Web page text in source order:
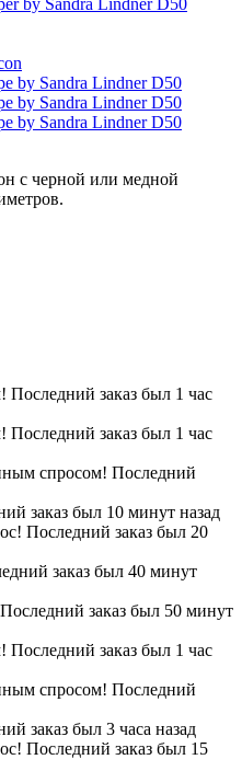
с черной или медной
Последний заказ был 1 час
Последний заказ был 1 час
спросом! Последний
заказ был 10 минут назад
Последний заказ был 20
заказ был 40 минут
заказ был 50 минут
Последний заказ был 1 час
спросом! Последний
заказ был 3 часа назад
Последний заказ был 15